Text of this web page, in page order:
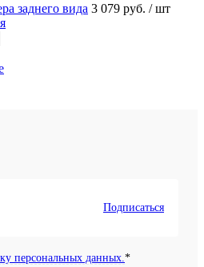
заднего вида 3 079 руб. / шт
Подписаться
персональных данных. *